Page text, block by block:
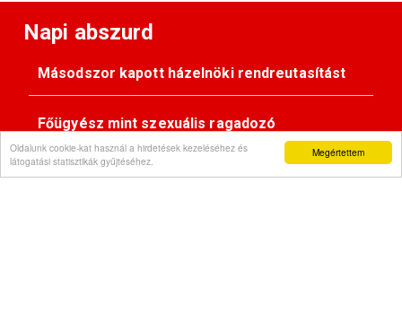
Megértettem
Oldalunk cookie-kat használ a hirdetések kezeléséhez és
látogatási statisztikák gyűjtéséhez.
Napi abszurd
Másodszor kapott házelnöki rendreutasítást
Főügyész mint szexuális ragadozó
Pimasz önkényúr